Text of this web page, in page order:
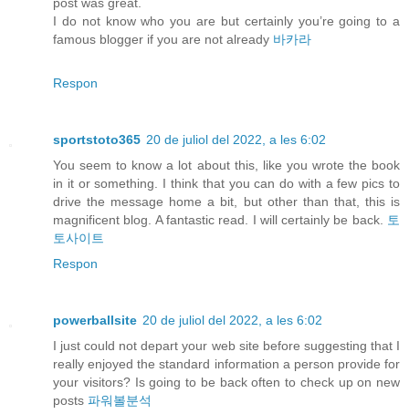
I do not know who you are but certainly you’re going to a
famous blogger if you are not already 바카라
Respon
sportstoto365 20 de juliol del 2022, a les 6:02
You seem to know a lot about this, like you wrote the book
in it or something. I think that you can do with a few pics to
drive the message home a bit, but other than that, this is
magnificent blog. A fantastic read. I will certainly be back.
토
토사이트
Respon
powerballsite 20 de juliol del 2022, a les 6:02
I just could not depart your web site before suggesting that I
really enjoyed the standard information a person provide for
your visitors? Is going to be back often to check up on new
posts 파워볼분석